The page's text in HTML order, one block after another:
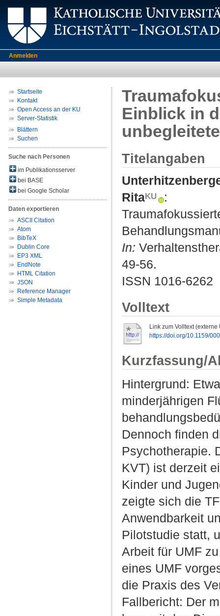
Anmelden
Startseite
Kontakt
Open Access an der KU
Server-Statistik
Blättern
Suchen
Suche nach Personen
im Publikationsserver
bei BASE
bei Google Scholar
Daten exportieren
ASCII Citation
Atom
BibTeX
Dublin Core
EP3 XML
EndNote
HTML Citation
JSON
Reference Manager
Simple Metadata
Einblick in
Titelangaben
Rita
:
In:
49-56.
ISSN 1016-6262
Volltext
Link zum Volltext (externe
https://doi.org/10.1159/
Kurzfassung/
Hintergrund:
minderjährigen
Dennoch finden
Psychotherapie.
KVT) ist derzeit
Kinder und
zeigte sich die
Anwendbarkeit
Pilotstudie statt,
Arbeit für UMF
eines UMF
die Praxis des
Fallbericht: Der